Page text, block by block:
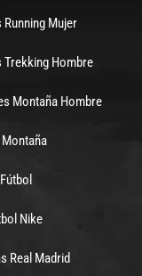
Running Mujer
Trekking Hombre
Montaña Hombre
Nike
Real Madrid